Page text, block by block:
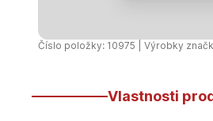
750ml
Číslo položky: 10975 | Výrobky
Vlastnosti